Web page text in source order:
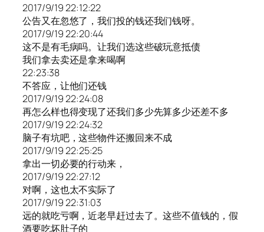
2017/9/19 22:12:22
公告又在忽悠了，我们投的钱还我们钱呀。
2017/9/19 22:20:44
这不是有毛病吗。让我们选这些破玩意抵债
我们拿去卖还是拿来喝啊
22:23:38
不答应，让他们还钱
2017/9/19 22:24:08
再怎么样也得变现了还我们多少先算多少还差不多
2017/9/19 22:24:32
脑子有坑吧，这些物件还搬回来不成
2017/9/19 22:25:25
拿出一切必要的行动来，
2017/9/19 22:27:12
对啊，这也太不实际了
2017/9/19 22:31:03
远的就吃亏啊，近老早赶过去了。这些不值钱的，假
酒要吃坏肚子的